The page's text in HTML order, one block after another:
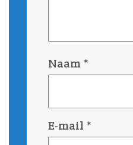
Naam *
E-mail *